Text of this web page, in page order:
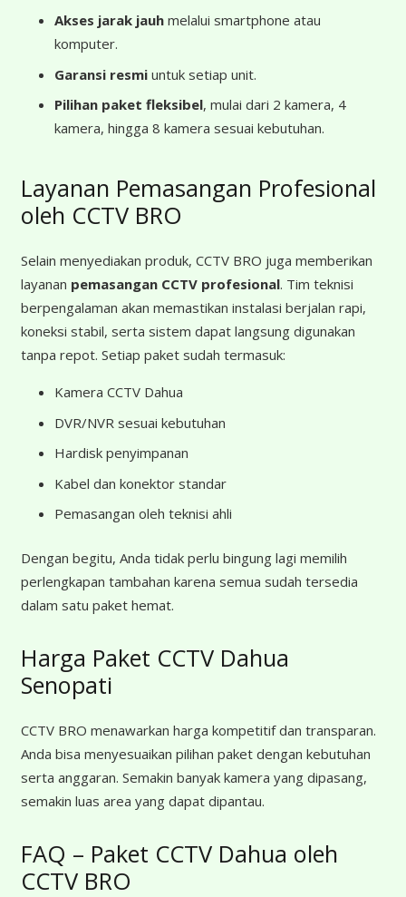
Akses jarak jauh melalui smartphone atau
komputer.
Garansi resmi untuk setiap unit.
Pilihan paket fleksibel, mulai dari 2 kamera, 4
kamera, hingga 8 kamera sesuai kebutuhan.
Layanan Pemasangan Profesional
oleh CCTV BRO
Selain menyediakan produk, CCTV BRO juga memberikan
layanan pemasangan CCTV profesional. Tim teknisi
berpengalaman akan memastikan instalasi berjalan rapi,
koneksi stabil, serta sistem dapat langsung digunakan
tanpa repot. Setiap paket sudah termasuk:
Kamera CCTV Dahua
DVR/NVR sesuai kebutuhan
Hardisk penyimpanan
Kabel dan konektor standar
Pemasangan oleh teknisi ahli
Dengan begitu, Anda tidak perlu bingung lagi memilih
perlengkapan tambahan karena semua sudah tersedia
dalam satu paket hemat.
Harga Paket CCTV Dahua
Senopati
CCTV BRO menawarkan harga kompetitif dan transparan.
Anda bisa menyesuaikan pilihan paket dengan kebutuhan
serta anggaran. Semakin banyak kamera yang dipasang,
semakin luas area yang dapat dipantau.
FAQ – Paket CCTV Dahua oleh
CCTV BRO